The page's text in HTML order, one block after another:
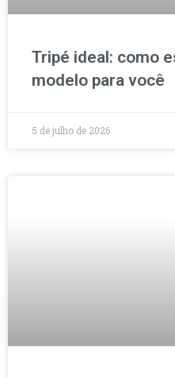
Tripé ideal: como
modelo para você
5 de julho de 2026